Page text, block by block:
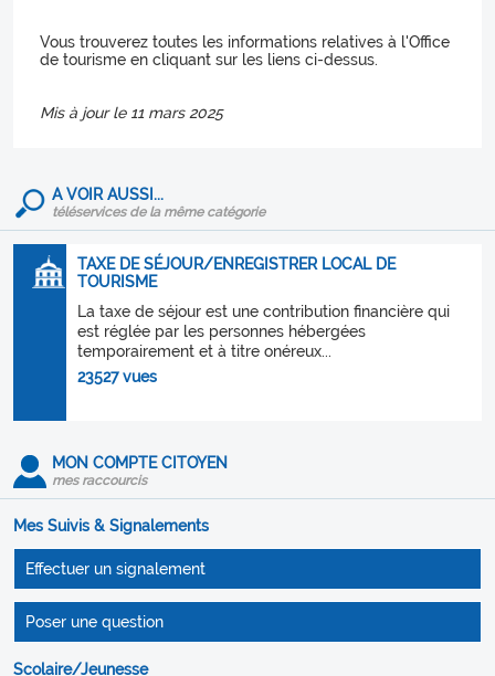
Vous trouverez toutes les informations relatives à l'Office
de tourisme en cliquant sur les liens ci-dessus.
Mis à jour le 11 mars 2025
A VOIR AUSSI...
téléservices de la même catégorie
TAXE DE SÉJOUR/ENREGISTRER LOCAL DE
TOURISME
La taxe de séjour est une contribution financière qui
est réglée par les personnes hébergées
temporairement et à titre onéreux...
23527 vues
MON COMPTE CITOYEN
mes raccourcis
Mes Suivis & Signalements
Effectuer un signalement
Poser une question
Scolaire/Jeunesse